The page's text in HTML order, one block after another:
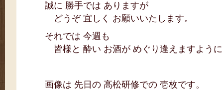
誠に 勝手では ありますが
どうぞ 宜しく お願いいたします。
それでは 今週も
皆様と 酔い お酒が めぐり逢えますよう
画像は 先日の 高松研修での 壱枚です。